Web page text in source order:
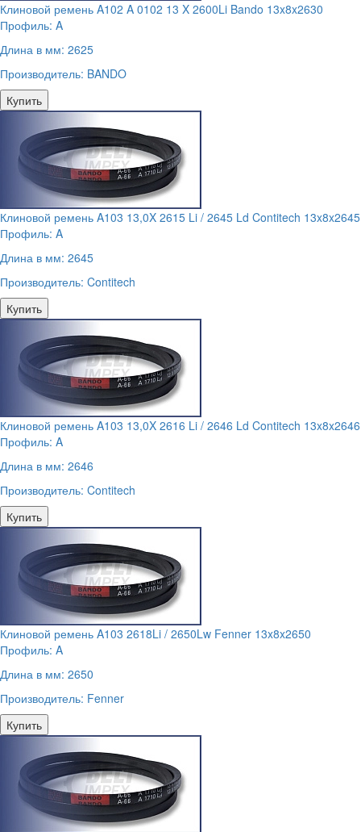
Клиновой ремень A102 A 0102 13 X 2600Li Bando 13x8x2630
Профиль: A
Длина в мм: 2625
Производитель: BANDO
Купить
Клиновой ремень A103 13,0X 2615 Li / 2645 Ld Contitech 13x8x2645
Профиль: A
Длина в мм: 2645
Производитель: Contitech
Купить
Клиновой ремень A103 13,0X 2616 Li / 2646 Ld Contitech 13x8x2646
Профиль: A
Длина в мм: 2646
Производитель: Contitech
Купить
Клиновой ремень A103 2618Li / 2650Lw Fenner 13x8x2650
Профиль: A
Длина в мм: 2650
Производитель: Fenner
Купить